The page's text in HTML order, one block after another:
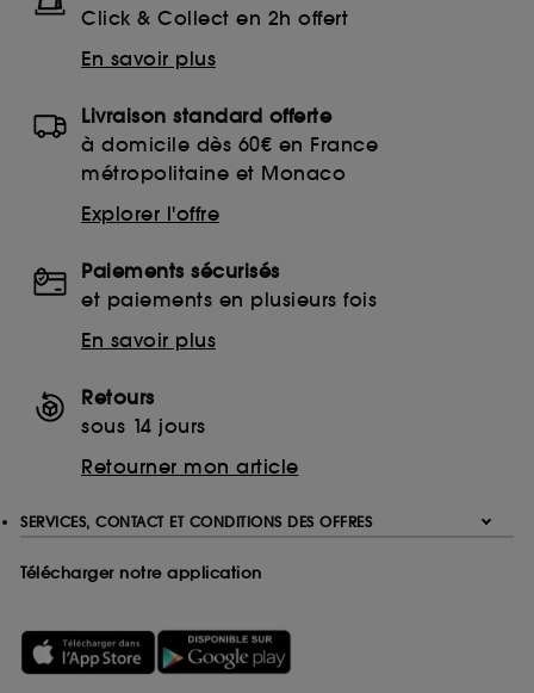
Click & Collect en 2h offert
En savoir plus
Livraison standard offerte
à domicile dès 60€ en France
métropolitaine et Monaco
Explorer l'offre
Paiements sécurisés
et paiements en plusieurs fois
En savoir plus
Retours
sous 14 jours
Retourner mon article
SERVICES, CONTACT ET CONDITIONS DES OFFRES
Télécharger notre application